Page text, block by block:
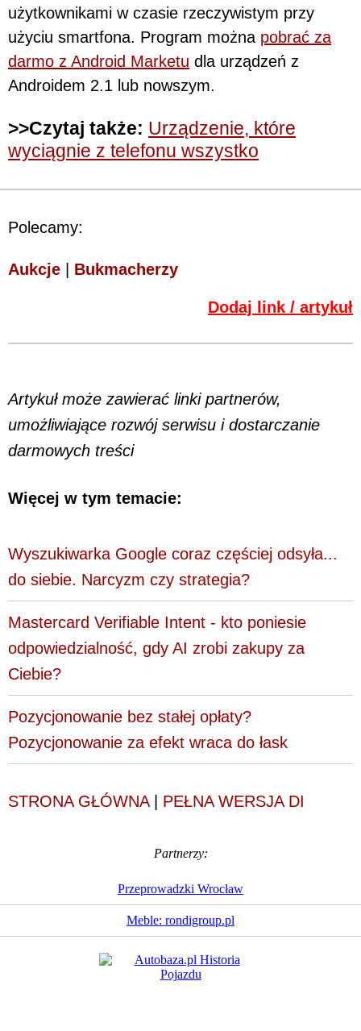
użytkownikami w czasie rzeczywistym przy
użyciu smartfona. Program można pobrać za
darmo z Android Marketu dla urządzeń z
Androidem 2.1 lub nowszym.
>>Czytaj także: Urządzenie, które
wyciągnie z telefonu wszystko
Polecamy:
Aukcje Bukmacherzy
Dodaj link / artykuł
Artykuł może zawierać linki partnerów,
umożliwiające rozwój serwisu i dostarczanie
darmowych treści
Więcej w tym temacie:
Wyszukiwarka Google coraz częściej odsyła...
do siebie. Narcyzm czy strategia?
Mastercard Verifiable Intent - kto poniesie
odpowiedzialność, gdy AI zrobi zakupy za
Ciebie?
Pozycjonowanie bez stałej opłaty?
Pozycjonowanie za efekt wraca do łask
STRONA GŁÓWNA| PEŁNA WERSJA DI
Partnerzy:
Przeprowadzki Wrocław
Meble: rondigroup.pl